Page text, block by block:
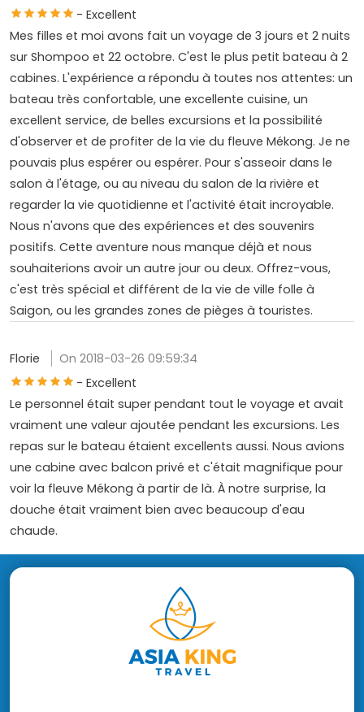
- Excellent
Mes filles et moi avons fait un voyage de 3 jours et 2 nuits
sur Shompoo et 22 octobre. C'est le plus petit bateau à 2
cabines. L'expérience a répondu à toutes nos attentes: un
bateau très confortable, une excellente cuisine, un
excellent service, de belles excursions et la possibilité
d'observer et de profiter de la vie du fleuve Mékong. Je ne
pouvais plus espérer ou espérer. Pour s'asseoir dans le
salon à l'étage, ou au niveau du salon de la rivière et
regarder la vie quotidienne et l'activité était incroyable.
Nous n'avons que des expériences et des souvenirs
positifs. Cette aventure nous manque déjà et nous
souhaiterions avoir un autre jour ou deux. Offrez-vous,
c'est très spécial et différent de la vie de ville folle à
Saigon, ou les grandes zones de pièges à touristes.
Florie
On 2018-03-26 09:59:34
- Excellent
Le personnel était super pendant tout le voyage et avait
vraiment une valeur ajoutée pendant les excursions. Les
repas sur le bateau étaient excellents aussi. Nous avions
une cabine avec balcon privé et c'était magnifique pour
voir la fleuve Mékong à partir de là. À notre surprise, la
douche était vraiment bien avec beaucoup d'eau
chaude.